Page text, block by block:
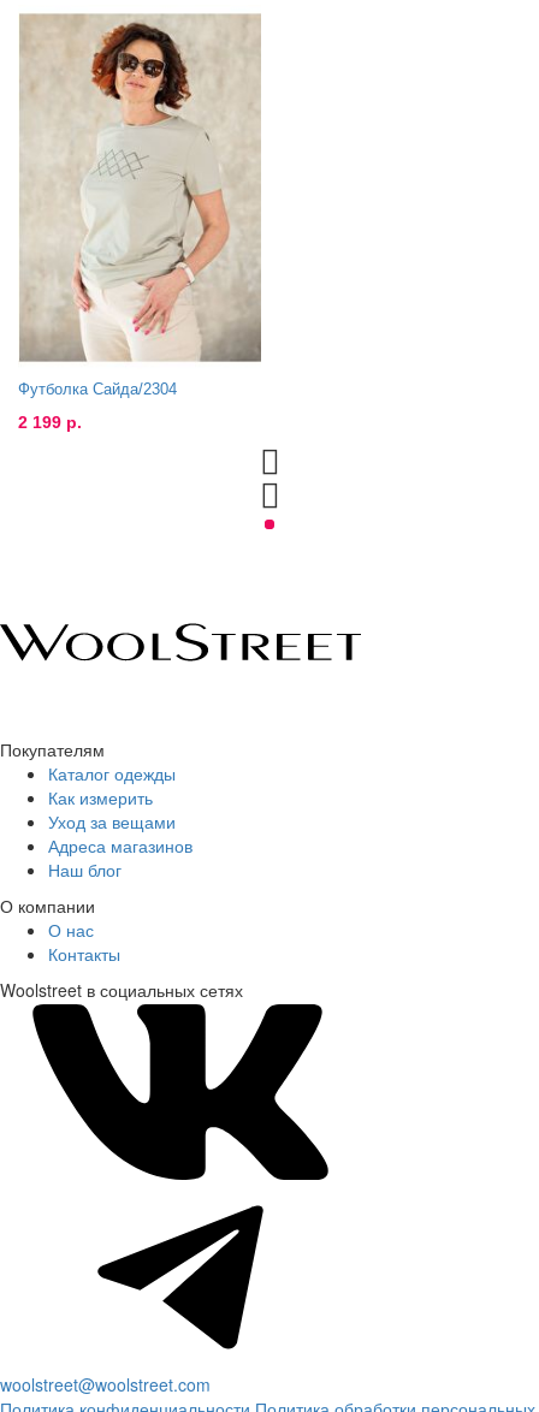
Футболка Сайда/2304
2 199 р.
Покупателям
Каталог одежды
Как измерить
Уход за вещами
Адреса магазинов
Наш блог
О компании
О нас
Контакты
Woolstreet в социальных сетях
woolstreet@woolstreet.com